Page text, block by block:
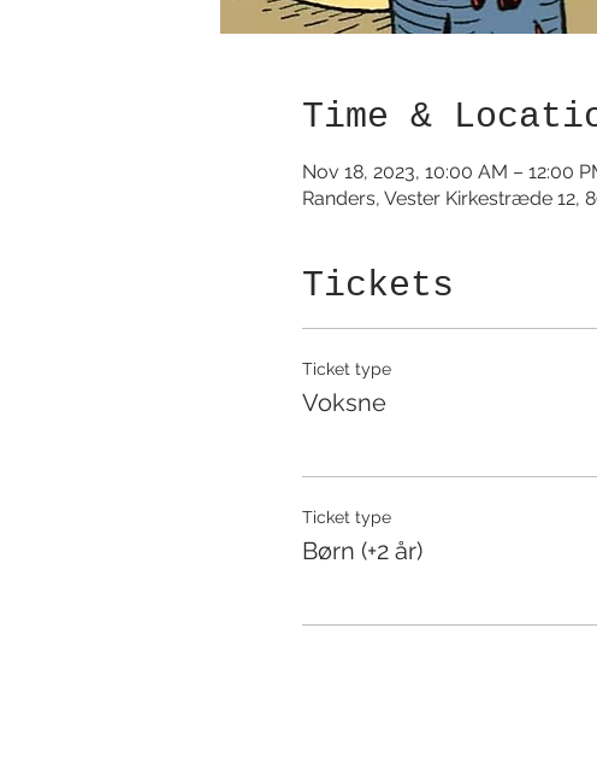
Time &
Nov 18, 2023, 10:00 AM – 12:00
Randers, Vester Kirkestræde 12,
Tickets
Ticket type
Voksne
Ticket type
Børn (+2 år)